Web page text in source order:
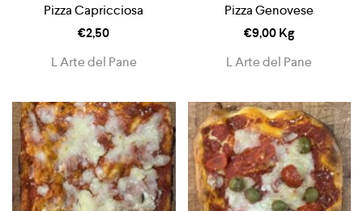
Pizza Capricciosa
€2,50
L Arte del Pane
Pizza Genovese
€9,00Kg
L Arte del Pane